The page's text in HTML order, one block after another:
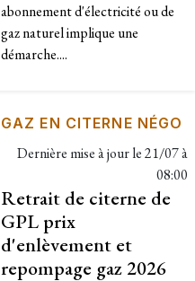
abonnement d'électricité ou de
gaz naturel implique une
démarche....
GAZ EN CITERNE NÉGO
Dernière mise à jour le21/07 à
08:00
Retrait de citerne de
GPL prix
d'enlèvement et
repompage gaz 2026